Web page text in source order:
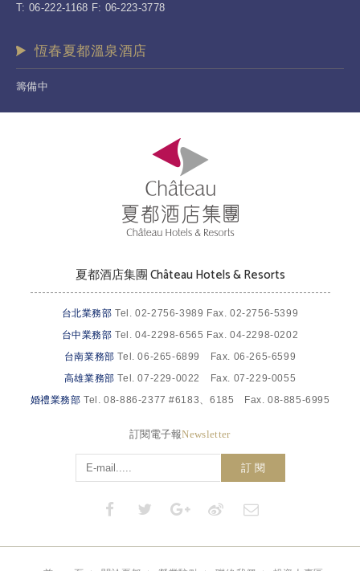
T: 06-222-1168 F: 06-223-3778
恆春夏都溫泉酒店
籌備中
夏都酒店集團 Château Hotels & Resorts
台北業務部 Tel. 02-2756-3989 Fax. 02-2756-5399
台中業務部 Tel. 04-2298-6565 Fax. 04-2298-0202
台南業務部 Tel. 06-265-6899 Fax. 06-265-6599
高雄業務部 Tel. 07-229-0022 Fax. 07-229-0055
婚禮業務部 Tel. 08-886-2377 #6183、6185 Fax. 08-885-6995
訂閱電子報Newsletter
訂 閱